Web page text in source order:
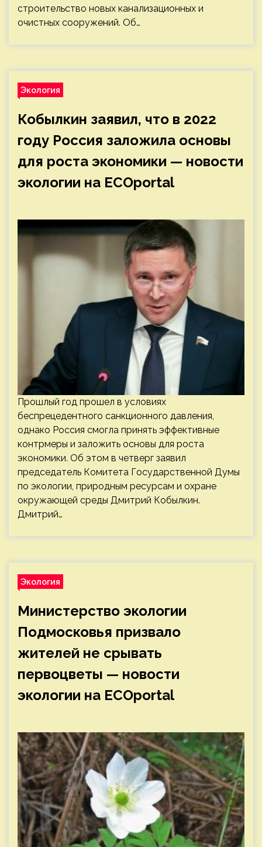
строительство новых канализационных и
очистных сооружений. Об…
Экология
Кобылкин заявил, что в 2022
году Россия заложила основы
для роста экономики — новости
экологии на ECOportal
Прошлый год прошел в условиях
беспрецедентного санкционного давления,
однако Россия смогла принять эффективные
контрмеры и заложить основы для роста
экономики. Об этом в четверг заявил
председатель Комитета Государственной Думы
по экологии, природным ресурсам и охране
окружающей среды Дмитрий Кобылкин.
Дмитрий…
Экология
Министерство экологии
Подмосковья призвало
жителей не срывать
первоцветы — новости
экологии на ECOportal